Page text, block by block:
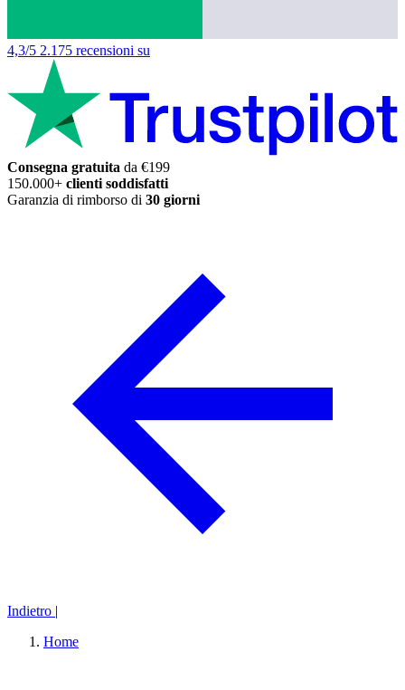
4,3/5 2.175 recensioni su
Consegna gratuita da €199
150.000+ clienti soddisfatti
Garanzia di rimborso di 30 giorni
Indietro |
Home